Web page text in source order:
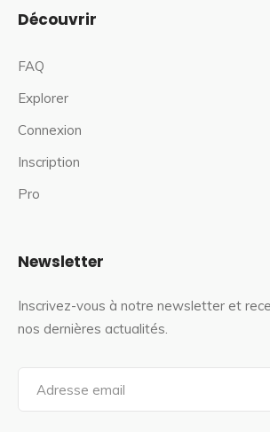
Découvrir
FAQ
Explorer
Connexion
Inscription
Pro
Newsletter
Inscrivez-vous à notre newsletter et
nos dernières actualités.
a